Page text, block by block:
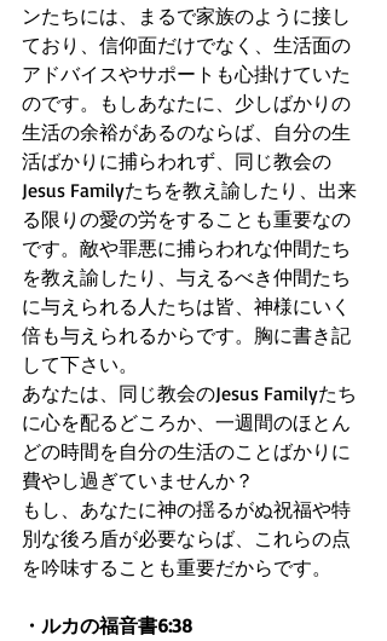
ンたちには、まるで家族のように接し
ており、信仰面だけでなく、生活面の
アドバイスやサポートも心掛けていた
のです。もしあなたに、少しばかりの
生活の余裕があるのならば、自分の生
活ばかりに捕らわれず、同じ教会の
Jesus Familyたちを教え諭したり、出来
る限りの愛の労をすることも重要なの
です。敵や罪悪に捕らわれな仲間たち
を教え諭したり、与えるべき仲間たち
に与えられる人たちは皆、神様にいく
倍も与えられるからです。胸に書き記
して下さい。
あなたは、同じ教会のJesus Familyたち
に心を配るどころか、一週間のほとん
どの時間を自分の生活のことばかりに
費やし過ぎていませんか？
もし、あなたに神の揺るがぬ祝福や特
別な後ろ盾が必要ならば、これらの点
を吟味することも重要だからです。
・ルカの福音書6:38